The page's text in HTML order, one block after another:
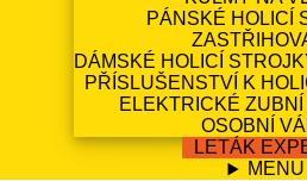
PÁNSKÉ HOLICÍ
DÁMSKÉ HOLICÍ
PŘÍSLUŠENSTVÍ K
ELEKTRICKÉ
OSOBNÍ
LETÁK
MENU